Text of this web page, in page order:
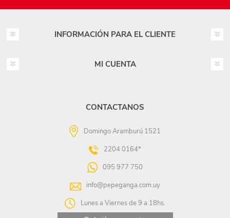
INFORMACIÓN PARA EL CLIENTE
MI CUENTA
CONTACTANOS
Domingo Aramburú 1521
2204 0164*
095 977 750
info@pepeganga.com.uy
Lunes a Viernes de 9 a 18hs.